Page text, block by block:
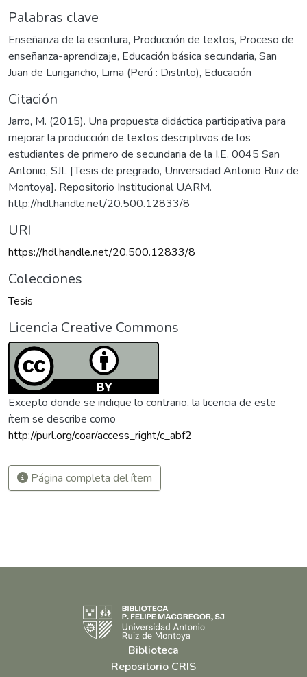
Palabras clave
Enseñanza de la escritura, Producción de textos, Proceso de
enseñanza-aprendizaje, Educación básica secundaria, San
Juan de Lurigancho, Lima (Perú : Distrito), Educación
Citación
Jarro, M. (2015). Una propuesta didáctica participativa para
mejorar la producción de textos descriptivos de los
estudiantes de primero de secundaria de la I.E. 0045 San
Antonio, SJL [Tesis de pregrado, Universidad Antonio Ruiz de
Montoya]. Repositorio Institucional UARM.
http://hdl.handle.net/20.500.12833/8
URI
https://hdl.handle.net/20.500.12833/8
Colecciones
Tesis
Licencia Creative Commons
Excepto donde se indique lo contrario, la licencia de este
ítem se describe como
http://purl.org/coar/access_right/c_abf2
Página completa del ítem
Biblioteca
Repositorio CRIS